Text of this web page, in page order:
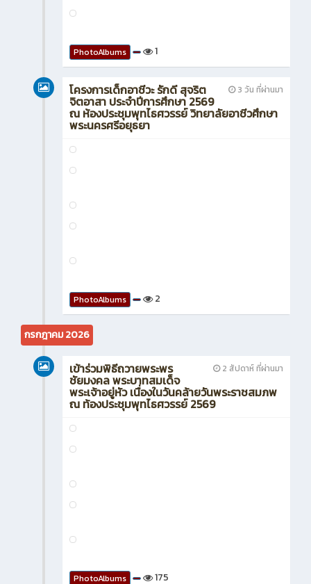
ไทย ใจงาม” และได้รับความ
อนุเคราะห์จาก นางสาวกิ่งกัญญา อุทธา ครู
PhotoAlbums
จิตอาสา ประจำปีการศึกษา 2569
ณ ห้องประชุมพุทไธศวรรย์ วิทยาลัยอาชีวศึกษา
PhotoAlbums
กรกฎาคม 2026
ชัยมงคล พระบาทสมเด็จ
พระเจ้าอยู่หัว เนื่องในวันคล้ายวันพระราชสมภพ